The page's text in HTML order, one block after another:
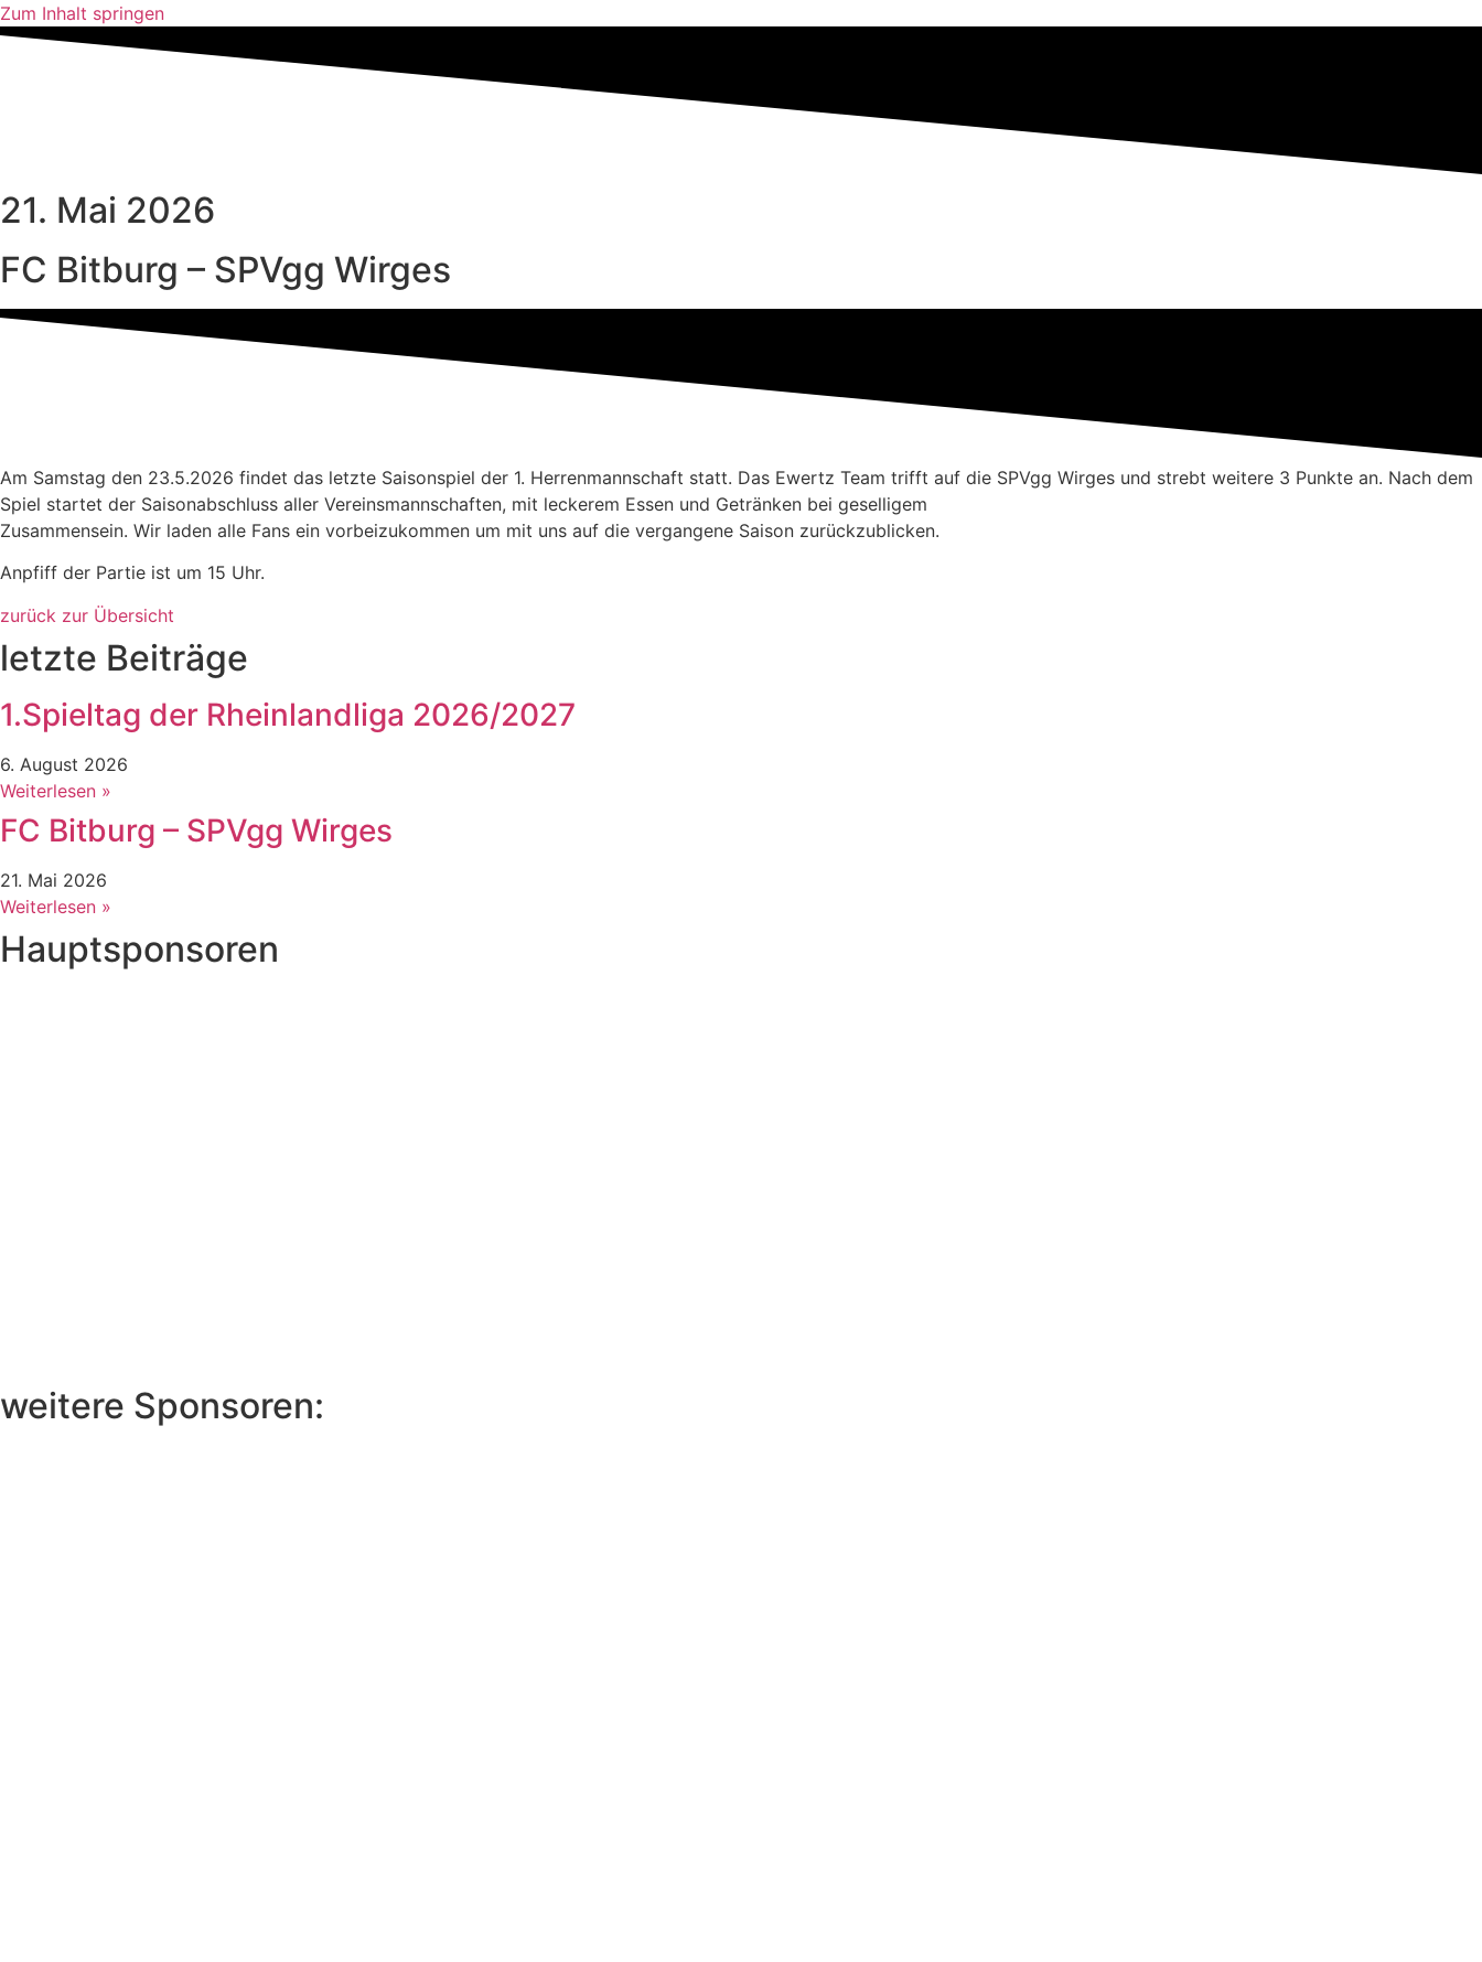
Zum Inhalt springen
21. Mai 2026
FC Bitburg – SPVgg Wirges
Am Samstag den 23.5.2026 findet das letzte Saisonspiel der 1. Herrenmannschaft statt. Das Ewertz Team trifft auf die SPVgg Wirges und strebt weitere 3 Punkte an. Nach dem
Spiel startet der Saisonabschluss aller Vereinsmannschaften, mit leckerem Essen und Getränken bei geselligem
Zusammensein. Wir laden alle Fans ein vorbeizukommen um mit uns auf die vergangene Saison zurückzublicken.
Anpfiff der Partie ist um 15 Uhr.
zurück zur Übersicht
letzte Beiträge
1.Spieltag der Rheinlandliga 2026/2027
6. August 2026
Weiterlesen »
FC Bitburg – SPVgg Wirges
21. Mai 2026
Weiterlesen »
Hauptsponsoren
weitere Sponsoren: